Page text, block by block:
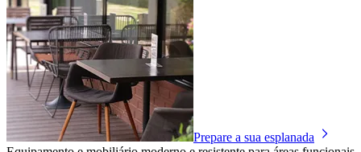
Prepare a sua esplanada